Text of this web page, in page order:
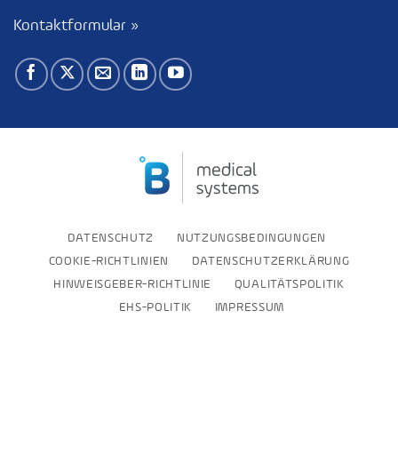
Kontaktformular »
DATENSCHUTZ
NUTZUNGSBEDINGUNGEN
COOKIE-RICHTLINIEN
DATENSCHUTZERKLÄRUNG
HINWEISGEBER-RICHTLINIE
QUALITÄTSPOLITIK
EHS-POLITIK
IMPRESSUM